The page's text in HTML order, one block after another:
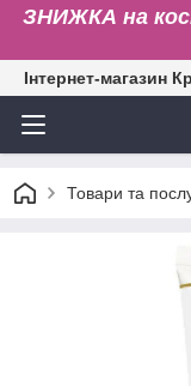
ЗНИЖКА на
Інтернет-магазин
Товари та